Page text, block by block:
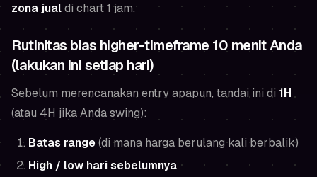
zona jualdi chart 1 jam.
Rutinitas bias higher-timeframe 10 menit Anda
(lakukan ini setiap hari)
Sebelum merencanakan entry apapun, tandai ini di 1H
(atau 4H jika Anda swing):
Batas range(di mana harga berulang kali berbalik)
High / low hari sebelumnya